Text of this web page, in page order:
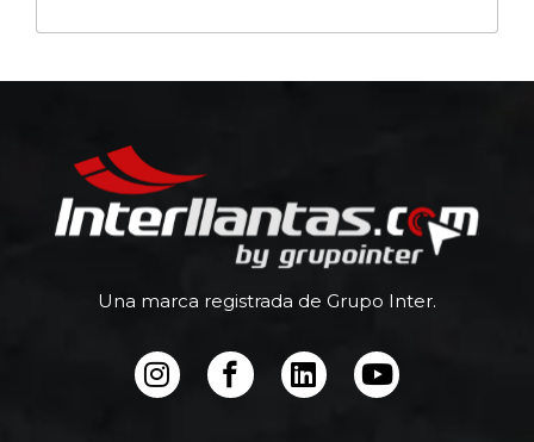
Una marca registrada de Grupo Inter.